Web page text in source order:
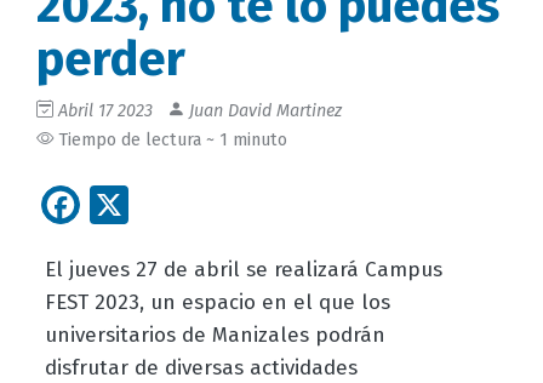
perder
Abril 17 2023
Juan David Martinez
Tiempo de lectura ~ 1 minuto
Facebook
El jueves 27 de abril se realizará Campus
FEST 2023, un espacio en el que los
universitarios de Manizales podrán
disfrutar de diversas actividades